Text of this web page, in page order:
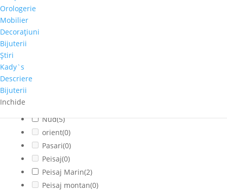
Orologerie
Mobilier
Decoraţiuni
Bijuterii
Ştiri
Kady`s
Descriere
Bijuterii
Inchide
Nud(5)
orient(0)
Pasari(0)
Peisaj(0)
Peisaj Marin(2)
Peisaj montan(0)